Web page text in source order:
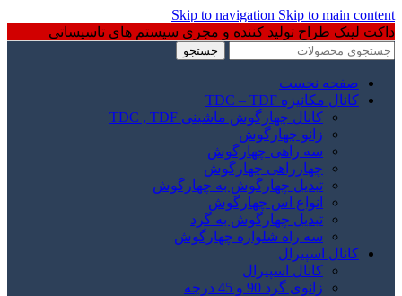
Skip to navigation Skip to main content
داکت لینک طراح تولید کننده و مجری سیستم های تاسیساتی
جستجو
صفحه نخست
کانال مکانیزه TDC – TDF
کانال چهارگوش ماشینی TDC , TDF
زانو چهارگوش
سه راهی چهارگوش
چهارراهی چهارگوش
تبدیل چهارگوش به چهارگوش
انواع اس چهارگوش
تبدیل چهارگوش به گرد
سه راه شلواره چهارگوش
کانال اسپیرال
کانال اسپیرال
زانوی گرد 90 و 45 درجه